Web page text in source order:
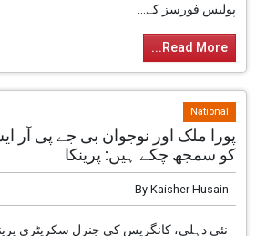
امت شاہ کے استعفیٰ کا مطالبہ کیا، اور انہیں
خلاف پولیس فورسز کے...
National
پورا ملک اور نوجوان بی جے پی آر
کو سمجھ چکے ہیں: پرینکا
ByKaisher Husain